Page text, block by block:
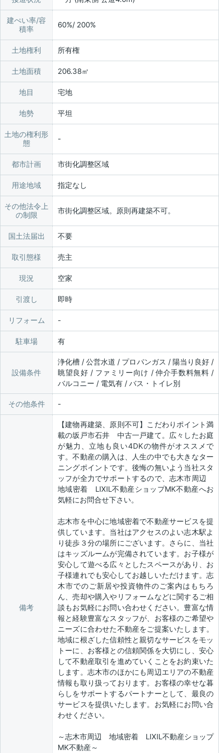
建ぺい率/容
積率
60%/ 200%
土地権利 所有権
土地面積 206.38㎡
地目 宅地
地勢 平坦
土地の権利形
態
都市計画 市街化調整区域
用途地域 指定なし
その他法令上
の制限
市街化調整区域。原則再建築不可。
国土法届出 不要
取引態様 売主
現況 空家
引渡し 即時
リフォーム
駐車場 有
設備条件
浄化槽 / 公営水道 / プロパンガス / 陽当り良好 /
眺望良好 / ファミリー向け / 仲介手数料無料 /
バルコニー / 電気有 / バス・トイレ別
その他条件
備考
【建物再建築、原則不可】こだわりポイント満
載の坂戸市石井 中古一戸建て。広々したお庭
が魅力、立地も良い4DKの物件がオススメで
す。不動産の購入は、人生の中でも大きなター
ニングポイントです。後悔の無いよう当社スタ
ッフが全力でサポートするので、志木市周辺
地域密着 LIXIL不動産ショップMK不動産へお
気軽にお問合せ下さい。
志木市を中心に地域密着で不動産サービスを提
供しています。当社はアクセスのよい志木駅よ
り徒歩３分の場所にございます。さらに、当社
はキッズルームが完備されています。お子様が
安心して遊べる広々としたスペースがあり、お
子様連れでも安心してお越しいただけます。志
木市でのご新居や投資物件のご案内はもちろ
ん、売却や購入やリフォームなどに関するご相
談もお気軽にお問い合わせください。豊富な情
報と経験豊富なスタッフが、お客様のご希望や
ニーズに合わせた不動産をご提案いたします。
地域に根ざした信頼性と親切なサービスをモッ
トーに、お客様との信頼関係を大切にし、安心
して不動産取引を進めていくことをお約束いた
します。志木市のほかにも周辺エリアの不動産
情報も取り扱っております。お客様の幸せな暮
らしをサポートするパートナーとして、最良の
サービスを提供いたします。お気軽にお問い合
わせください。
～志木市周辺 地域密着 LIXIL不動産ショップ
MK不動産～